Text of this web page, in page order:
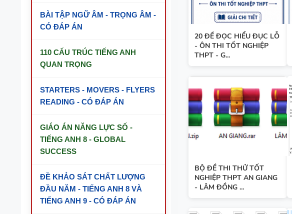
BÀI TẬP NGỮ ÂM - TRỌNG ÂM -
CÓ ĐÁP ÁN
110 CẤU TRÚC TIẾNG ANH
QUAN TRỌNG
STARTERS - MOVERS - FLYERS
READING - CÓ ĐÁP ÁN
GIÁO ÁN NĂNG LỰC SỐ -
TIẾNG ANH 8 - GLOBAL
SUCCESS
ĐỀ KHẢO SÁT CHẤT LƯỢNG
ĐẦU NĂM - TIẾNG ANH 8 VÀ
TIẾNG ANH 9 - CÓ ĐÁP ÁN
20 ĐỀ ĐỌC HIỂU ĐỤC LỖ
- ÔN THI TỐT NGHIỆP
THPT - G...
BỘ ĐỀ THI THỬ TỐT
NGHIỆP THPT AN GIANG
- LÂM ĐỒNG ...